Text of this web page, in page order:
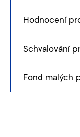
Hodnocení
Schvalování
Fond malých